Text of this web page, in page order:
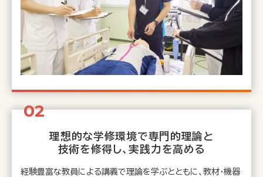
理想的な学修環境で専門的理論と
技術を修得し、実践力を高める
経験豊富な教員による講義で理論を学ぶとともに、教材・機器